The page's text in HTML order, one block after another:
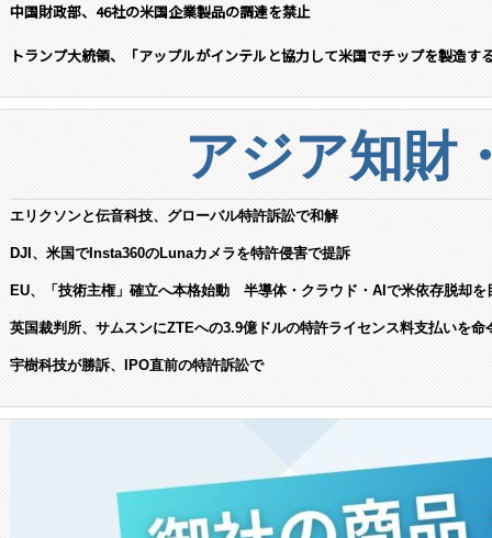
中国財政部、46社の米国企業製品の調達を禁止
トランプ大統領、「アップルがインテルと協力して米国でチップを製造す
アジア知財
エリクソンと伝音科技、グローバル特許訴訟で和解
DJI、米国でInsta360のLunaカメラを特許侵害で提訴
EU、「技術主権」確立へ本格始動 半導体・クラウド・AIで米依存脱却を
英国裁判所、サムスンにZTEへの3.9億ドルの特許ライセンス料支払いを命
宇樹科技が勝訴、IPO直前の特許訴訟で